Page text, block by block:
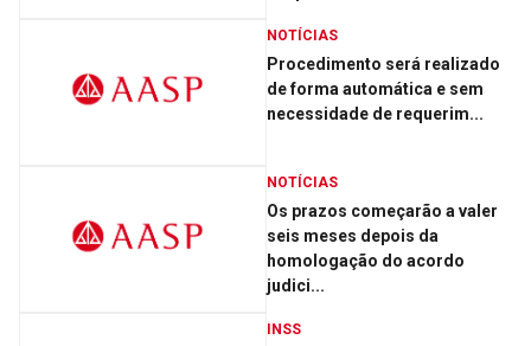
NOTÍCIAS
Procedimento será realizado
de forma automática e sem
necessidade de requerim...
NOTÍCIAS
Os prazos começarão a valer
seis meses depois da
homologação do acordo
judici...
INSS